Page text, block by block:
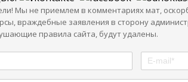
Мы не приемлем в комментариях мат,
враждебные заявления в сторону
правила сайта, будут удалены.